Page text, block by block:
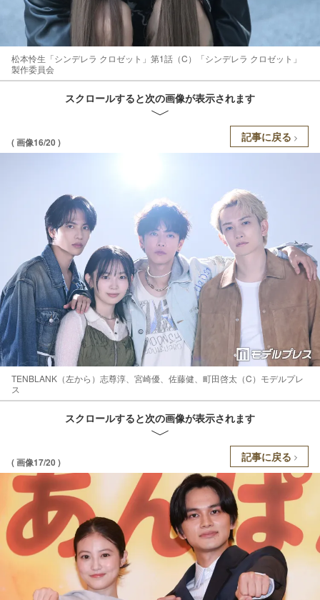
松本怜生「シンデレラ クロゼット」第1話（C）「シンデレラ クロゼット」
製作委員会
スクロールすると次の画像が表示されます
( 画像16/20 ) 記事に戻る
TENBLANK（左から）志尊淳、宮崎優、佐藤健、町田啓太（C）モデルプレ
ス
スクロールすると次の画像が表示されます
( 画像17/20 ) 記事に戻る